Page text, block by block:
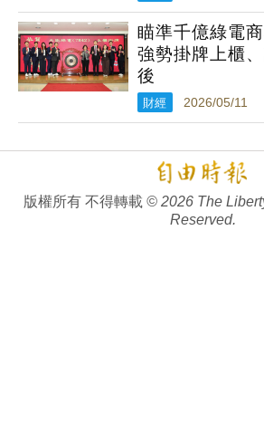
瞄準千億綠電
強勢掛牌上櫃
後
財經 2026/05/11
版權所有 不得轉載 © 2026 The
Reserved.